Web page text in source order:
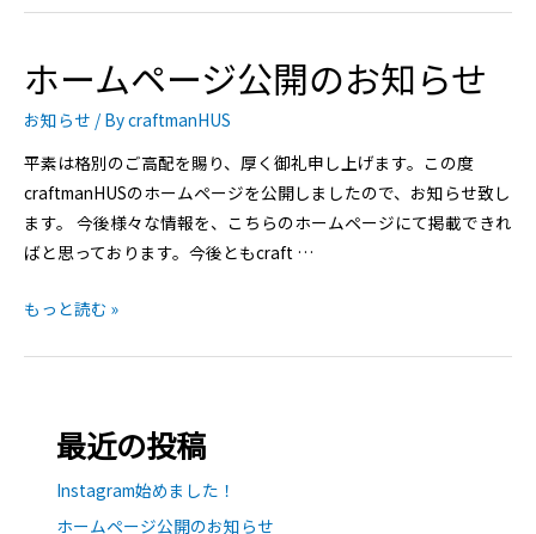
ホームページ公開のお知らせ
お知らせ / BycraftmanHUS
平素は格別のご高配を賜り、厚く御礼申し上げます。この度
craftmanHUSのホームページを公開しましたので、お知らせ致し
ます。 今後様々な情報を、こちらのホームページにて掲載できれ
ばと思っております。今後ともcraft …
もっと読む »
最近の投稿
Instagram始めました！
ホームページ公開のお知らせ